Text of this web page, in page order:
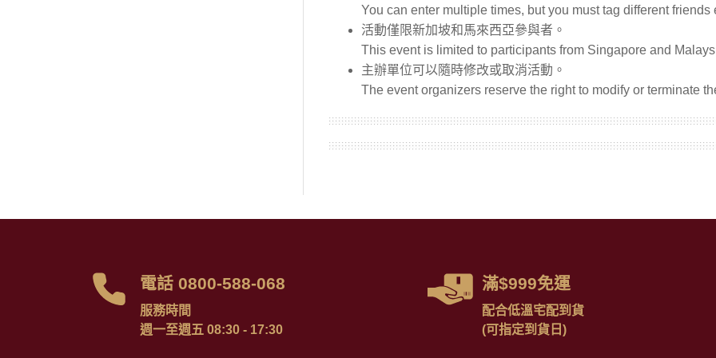
電話 0800-588-068
服務時間
週一至週五 08:30 - 17:30
滿$999免運
配合低溫宅配到貨
(可指定到貨日)